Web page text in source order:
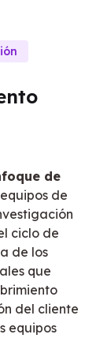
de
de
ciclo de
de los
que
del cliente
equipos